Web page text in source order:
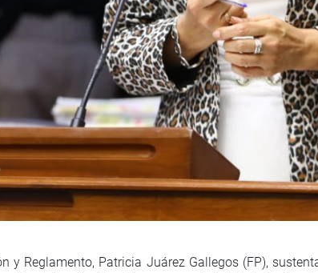
y Reglamento, Patricia Juárez Gallegos (FP),